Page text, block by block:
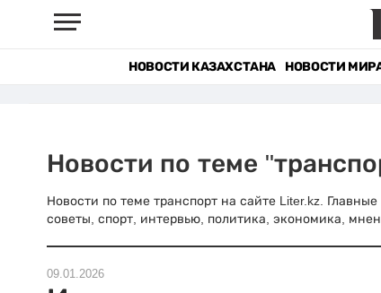
НОВОСТИ КАЗАХСТАНА НОВОСТИ
Новости по теме
Новости по теме транспорт на сайте Liter.kz.
советы, спорт, интервью, политика, экономика,
09.01.2026